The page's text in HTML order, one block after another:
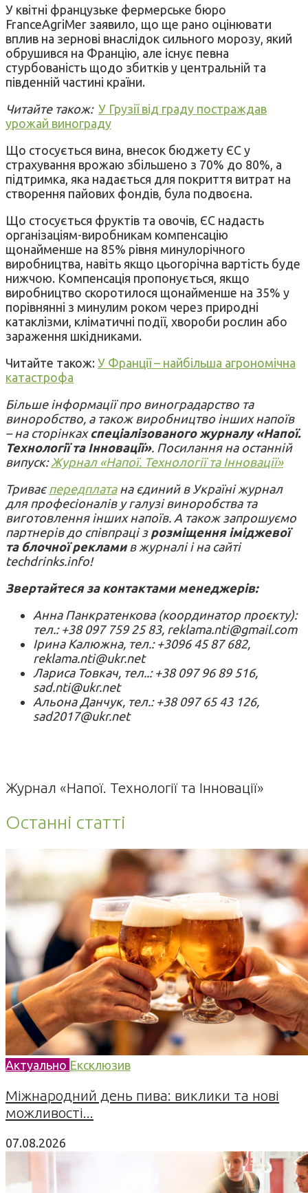
У квітні французьке фермерське бюро
FranceAgriMer заявило, що ще рано оцінювати
вплив на зернові внаслідок сильного морозу, який
обрушився на Францію, але існує певна
стурбованість щодо збитків у центральній та
південній частині країни.
Читайте також: У Грузії від граду постраждав
урожай винограду
Що стосується вина, внесок бюджету ЄС у
страхування врожаю збільшено з 70% до 80%, а
підтримка, яка надається для покриття витрат на
створення пайових фондів, була подвоєна.
Що стосується фруктів та овочів, ЄС надасть
організаціям-виробникам компенсацію
щонайменше на 85% рівня минулорічного
виробництва, навіть якщо цьогорічна вартість буде
нижчою. Компенсація пропонується, якщо
виробництво скоротилося щонайменше на 35% у
порівнянні з минулим роком через природні
катаклізми, кліматичні події, хвороби рослин або
зараження шкідниками.
Читайте також: У Франції – найбільша агрономічна
катастрофа
Більше інформації про виноградарство та
виноробство, а також виробництво інших напоїв
– на сторінкахспеціалізованого журналу «Напої.
Технології та Інновації». Посилання на останній
випуск: Журнал «Напої. Технології та Інновації»
Триває передплатана єдиний в Україні журнал
для професіоналів у галузі виноробства та
виготовлення інших напоїв. А також запрошуємо
партнерів до співпраці зрозміщення іміджевої
та блочної рекламив журналі і на сайті
techdrinks.info!
Звертайтеся за контактами менеджерів:
Анна Панкратенкова (координатор проєкту):
тел.: +38 097 759 25 83, reklama.nti@gmail.com
Ірина Калюжна, тел.: +3096 45 87 682,
reklama.nti@ukr.net
Лариса Товкач, тел..: +38 097 96 89 516,
sad.nti@ukr.net
Альона Данчук, тел.: +38 097 65 43 126,
sad2017@ukr.net
Журнал «Напої. Технології та Інновації»
Останні статті
Актуально Ексклюзив
Міжнародний день пива: виклики та нові
можливості...
07.08.2026